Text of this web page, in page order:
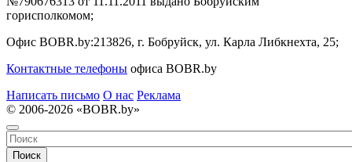
горисполкомом;
Офис BOBR.by:213826, г. Бобруйск, ул. Карла Либкнехта, 25;
Контактные телефоны офиса BOBR.by
Написать письмо О нас Реклама
© 2006-2026 «BOBR.by»
Поиск